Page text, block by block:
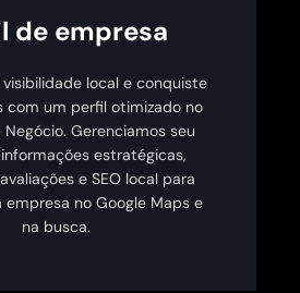
de empresa
local e conquiste
com um perfil otimizado no
Negócio. Gerenciamos seu
estratégicas,
e SEO local para
no Google Maps e
na busca.